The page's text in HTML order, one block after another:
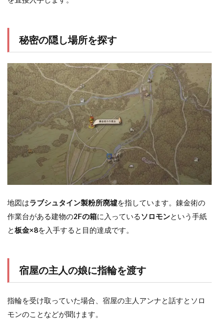
秘密の隠し場所を探す
地図はラブシュタイン製粉所廃墟を指しています。錬金術の
作業台がある建物の2Fの箱に入っている ソロモンという手紙
と板金×8を入手すると目的達成です。
宿屋の主人の娘に指輪を渡す
指輪を受け取っていた場合、宿屋の主人アンナと話すとソロ
モンのことなどが聞けます。